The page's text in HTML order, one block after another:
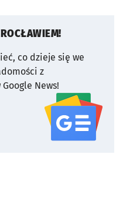
co dzieje się we
z
News!
serwisu